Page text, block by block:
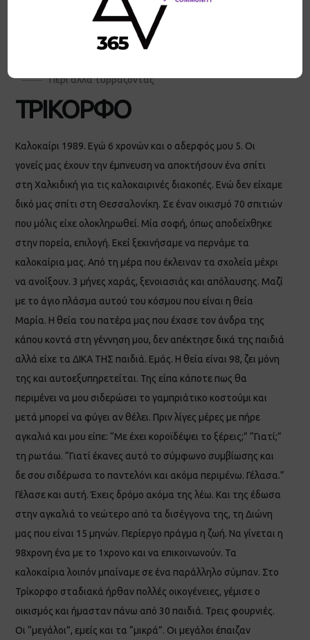
Περί άλλα τυρβάζοντας
ΤΡΙΚΟΡΦΟ
Καλοκαίρι 1989. Εγώ 6 χρονών και ο αδερφός μου 5. Οι
γονείς μας έχουν την έμπνευση να αποκτήσουν ένα σπίτι
στη Χαλκιδική για τις καλοκαιρινές διακοπές. Ενώ δεν είχαμε
δικό μας σπίτι στη Θεσσαλονίκη. Σε έναν οικισμό 70 σπιτιών
που μόλις είχε ολοκληρωθεί. Μία σοφή, όπως αποδείχθηκε
στην πορεία, επιλογή. Εκεί ξεκινήσαμε να περνάμε τα
καλοκαίρια μας. Από τη μέρα που έκλειναν τα σχολεία μέχρι
να ανοίξουν. 3 μήνες χαράς, ξενοιασιάς και απόλαυσης. Μαζί
με το άγιο πλάσμα αυτού του κόσμου που είναι η θεία
Μαρία. Η θεία του πατέρα μας που έχασε τον άνδρα της
κάπου κοντά στη γέννηση μου, δεν απέκτησε δικά της παιδιά
αλλά είχε τα ΔΙΚΑ ΤΗΣ παιδιά. Εμάς. Η θεία είναι 98, ζει μόνη
της και αυτοεξυπηρετείται. Της είπα κάποτε πως θα
περιμένει να μου σιδερώσει το γαμπριάτικο κοστούμι και
μετά μπορεί να φύγει αν θέλει. Πριν λίγες μέρες με πήρε
αγκαλιά και μου είπε: “Με έχει κοροϊδέψει το ξέρεις;” “Γιατί;”
τη ρωτάω. “Γιατί έκανες αυτό το σύμφωνο συμβίωσης και
δε σου σιδέρωσα το παντελόνι και ακόμα περιμένω. Γέλασα.”
Γέλασε και αυτή. Έχεις δρόμο ακόμα της λέω. Και της έδωσα
στην αγκαλιά το νεώτερο από τα δισέγγονα της, τη Διώνη
μας που είναι 15 μηνών. Περίεργο πράγμα η ζωή. Να γίνεται η
98χρονη ένα με το 1χρονο και να επικοινωνούν. Τα
καλοκαίρια λοιπόν μπαίναμε σε ένα παράλληλο σύμπαν. Στο
Τρίκορφο σταδιακά ήρθαν πολλές οικογένειες, γέμισε ο
οικισμός και ήμασταν πάνω από 30 παιδιά. Τρεις φουρνιές.
Οι “μεγάλοι”, εμείς και τα “μικρά”. Οι μεγάλοι έπαιζαν